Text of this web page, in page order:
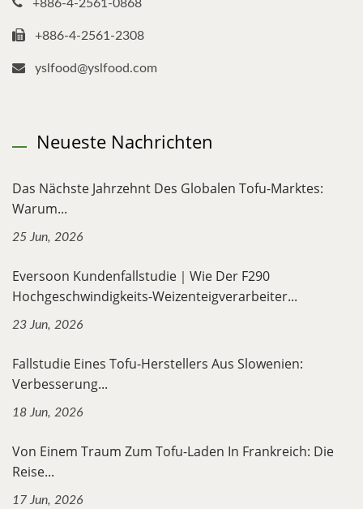
+886-4-2561-0868
+886-4-2561-2308
yslfood@yslfood.com
Neueste Nachrichten
Das Nächste Jahrzehnt Des Globalen Tofu-Marktes:
Warum...
25 Jun, 2026
Eversoon Kundenfallstudie｜Wie Der F290
Hochgeschwindigkeits-Weizenteigverarbeiter...
23 Jun, 2026
Fallstudie Eines Tofu-Herstellers Aus Slowenien:
Verbesserung...
18 Jun, 2026
Von Einem Traum Zum Tofu-Laden In Frankreich: Die
Reise...
17 Jun, 2026